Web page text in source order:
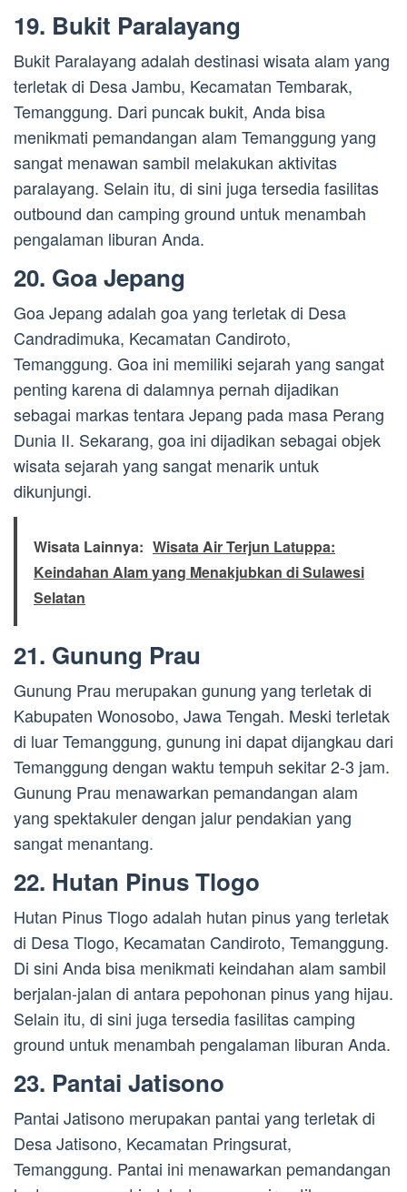
19. Bukit Paralayang
Bukit Paralayang adalah destinasi wisata alam yang
terletak di Desa Jambu, Kecamatan Tembarak,
Temanggung. Dari puncak bukit, Anda bisa
menikmati pemandangan alam Temanggung yang
sangat menawan sambil melakukan aktivitas
paralayang. Selain itu, di sini juga tersedia fasilitas
outbound dan camping ground untuk menambah
pengalaman liburan Anda.
20. Goa Jepang
Goa Jepang adalah goa yang terletak di Desa
Candradimuka, Kecamatan Candiroto,
Temanggung. Goa ini memiliki sejarah yang sangat
penting karena di dalamnya pernah dijadikan
sebagai markas tentara Jepang pada masa Perang
Dunia II. Sekarang, goa ini dijadikan sebagai objek
wisata sejarah yang sangat menarik untuk
dikunjungi.
Wisata Lainnya: Wisata Air Terjun Latuppa:
Keindahan Alam yang Menakjubkan di Sulawesi
Selatan
21. Gunung Prau
Gunung Prau merupakan gunung yang terletak di
Kabupaten Wonosobo, Jawa Tengah. Meski terletak
di luar Temanggung, gunung ini dapat dijangkau dari
Temanggung dengan waktu tempuh sekitar 2-3 jam.
Gunung Prau menawarkan pemandangan alam
yang spektakuler dengan jalur pendakian yang
sangat menantang.
22. Hutan Pinus Tlogo
Hutan Pinus Tlogo adalah hutan pinus yang terletak
di Desa Tlogo, Kecamatan Candiroto, Temanggung.
Di sini Anda bisa menikmati keindahan alam sambil
berjalan-jalan di antara pepohonan pinus yang hijau.
Selain itu, di sini juga tersedia fasilitas camping
ground untuk menambah pengalaman liburan Anda.
23. Pantai Jatisono
Pantai Jatisono merupakan pantai yang terletak di
Desa Jatisono, Kecamatan Pringsurat,
Temanggung. Pantai ini menawarkan pemandangan